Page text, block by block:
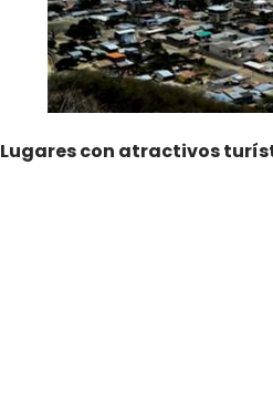
Lugares con atractivos